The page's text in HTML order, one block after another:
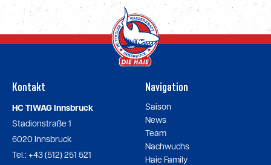
Kontakt
HC TIWAG Innsbruck
Stadionstraße 1
6020 Innsbruck
Tel.: +43 (512) 251 521
Navigation
Saison
News
Team
Nachwuchs
Haie Family